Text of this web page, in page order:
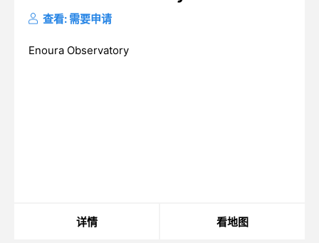
查看: 需要申请
Enoura Observatory
详情 看地图